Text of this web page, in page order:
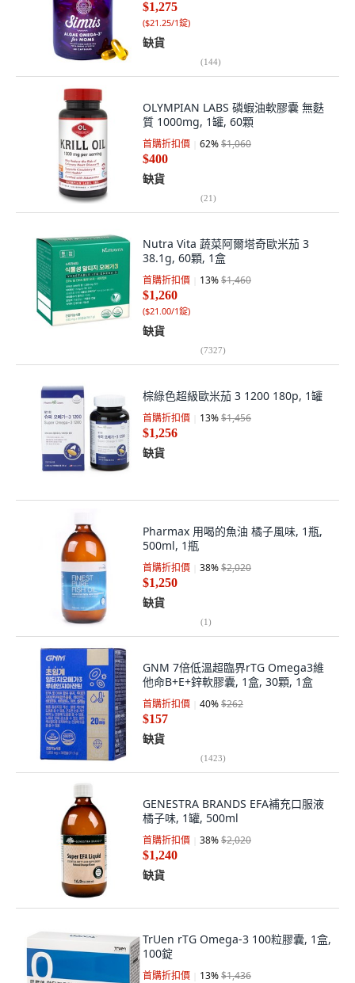
$1,275
($21.25/1錠)
缺貨
(144)
OLYMPIAN LABS 磷蝦油軟膠囊 無麩
質 1000mg, 1罐, 60顆
首購折扣價 62%$1,060
$400
缺貨
(21)
Nutra Vita 蔬菜阿爾塔奇歐米茄 3
38.1g, 60顆, 1盒
首購折扣價 13%$1,460
$1,260
($21.00/1錠)
缺貨
(7327)
棕綠色超級歐米茄 3 1200 180p, 1罐
首購折扣價 13%$1,456
$1,256
缺貨
Pharmax 用喝的魚油 橘子風味, 1瓶,
500ml, 1瓶
首購折扣價 38%$2,020
$1,250
缺貨
(1)
GNM 7倍低溫超臨界rTG Omega3維
他命B+E+鋅軟膠囊, 1盒, 30顆, 1盒
首購折扣價 40%$262
$157
缺貨
(1423)
GENESTRA BRANDS EFA補充口服液
橘子味, 1罐, 500ml
首購折扣價 38%$2,020
$1,240
缺貨
TrUen rTG Omega-3 100粒膠囊, 1盒,
100錠
首購折扣價 13%$1,436